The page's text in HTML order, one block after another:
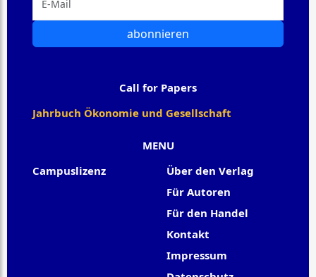
MENU
Campuslizenz
Über den Verlag
Für Autoren
Für den Handel
Kontakt
Impressum
abonnieren
Call for Papers
Jahrbuch Ökonomie und Gesellschaft